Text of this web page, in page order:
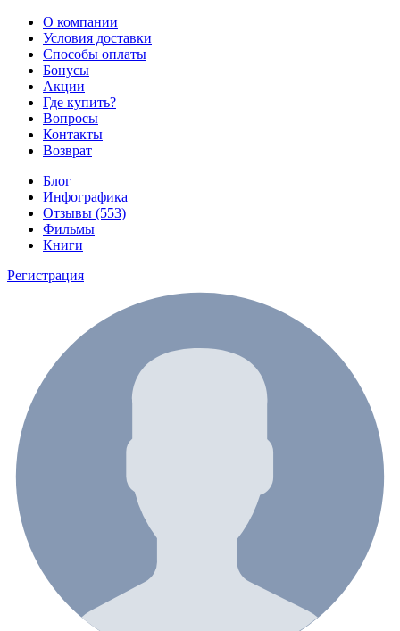
О компании
Условия доставки
Способы оплаты
Бонусы
Акции
Где купить?
Вопросы
Контакты
Возврат
Блог
Инфографика
Отзывы (553)
Фильмы
Книги
Регистрация